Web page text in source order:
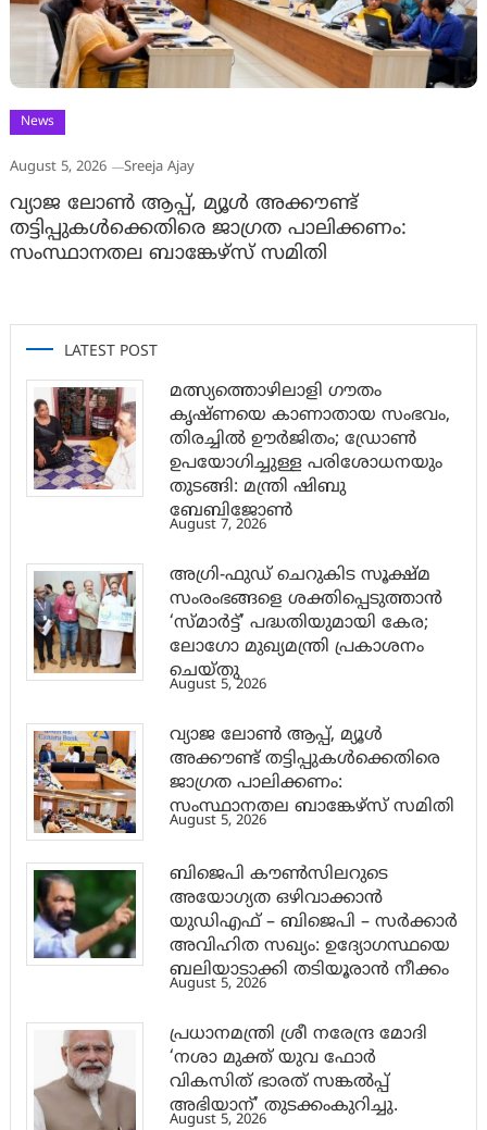
News
August 5, 2026 Sreeja Ajay
വ്യാജ ലോൺ ആപ്പ്, മ്യൂൾ അക്കൗണ്ട്
തട്ടിപ്പുകൾക്കെതിരെ ജാ​ഗ്രത പാലിക്കണം:
സംസ്ഥാനതല ബാങ്കേഴ്സ് സമിതി
LATEST POST
മത്സ്യത്തൊഴിലാളി ഗൗതം
കൃഷ്ണയെ കാണാതായ സംഭവം,
തിരച്ചിൽ ഊർജിതം; ഡ്രോണ്‍
ഉപയോഗിച്ചുള്ള പരിശോധനയും
തുടങ്ങി: മന്ത്രി ഷിബു
ബേബിജോണ്‍
August 7, 2026
അഗ്രി-ഫുഡ് ചെറുകിട സൂക്ഷ്മ
സംരംഭങ്ങളെ ശക്തിപ്പെടുത്താന്‍
‘സ്മാര്‍ട്ട്’ പദ്ധതിയുമായി കേര;
ലോഗോ മുഖ്യമന്ത്രി പ്രകാശനം
ചെയ്തു
August 5, 2026
വ്യാജ ലോൺ ആപ്പ്, മ്യൂൾ
അക്കൗണ്ട് തട്ടിപ്പുകൾക്കെതിരെ
ജാ​ഗ്രത പാലിക്കണം:
സംസ്ഥാനതല ബാങ്കേഴ്സ് സമിതി
August 5, 2026
ബിജെപി കൗൺസിലറുടെ
അയോഗ്യത ഒഴിവാക്കാൻ
യുഡിഎഫ് – ബിജെപി – സർക്കാർ
അവിഹിത സഖ്യം: ഉദ്യോഗസ്ഥയെ
ബലിയാടാക്കി തടിയൂരാൻ നീക്കം
August 5, 2026
പ്രധാനമന്ത്രി ശ്രീ നരേന്ദ്ര മോദി
‘നശാ മുക്ത് യുവ ഫോർ
വികസിത് ഭാരത് സങ്കൽപ്പ്
അഭിയാന്’ തുടക്കംകുറിച്ചു.
August 5, 2026